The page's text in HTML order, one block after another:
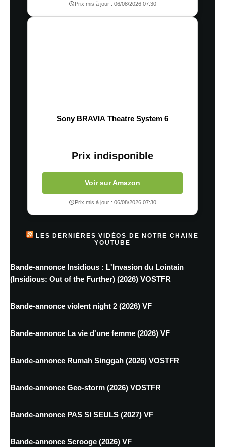
Prix mis à jour : 06/08/2026 07:30
Sony BRAVIA Theatre System 6
Prix indisponible
Voir sur Amazon
Prix mis à jour : 06/08/2026 07:30
LES DERNIÈRES VIDÉOS DE NOTRE CHAINE
YOUTUBE
Bande-annonce Insidious : L'Invasion du Lointain
(Insidious: Out of the Further) (2026) VOSTFR
Bande-annonce violent night 2 (2026) VF
Bande-annonce La vie d'une femme (2026) VF
Bande-annonce Rumah Singgah (2026) VOSTFR
Bande-annonce Geo-storm (2026) VOSTFR
Bande-annonce PAS SI SEULS (2027) VF
Bande-annonce Scrooge (2026) VF